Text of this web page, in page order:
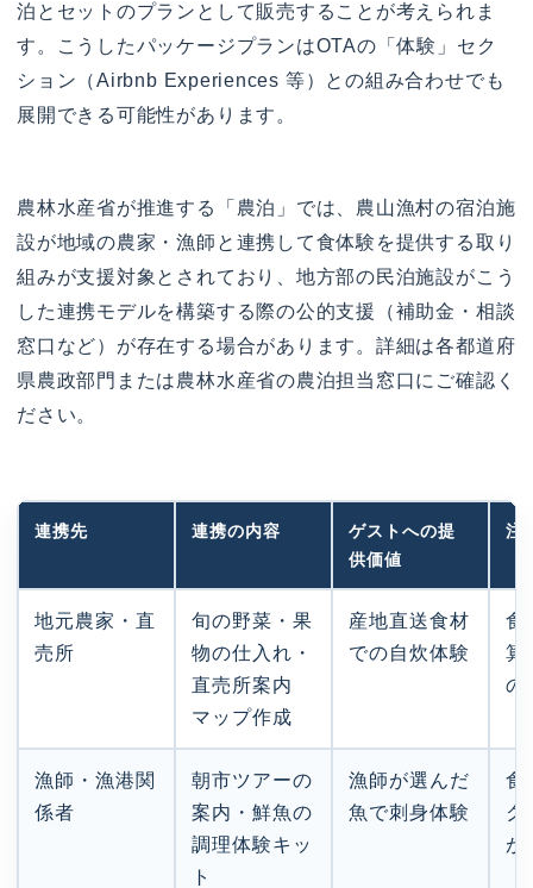
泊とセットのプランとして販売することが考えられま
す。こうしたパッケージプランはOTAの「体験」セク
ション（Airbnb Experiences 等）との組み合わせでも
展開できる可能性があります。
農林水産省が推進する「農泊」では、農山漁村の宿泊施
設が地域の農家・漁師と連携して食体験を提供する取り
組みが支援対象とされており、地方部の民泊施設がこう
した連携モデルを構築する際の公的支援（補助金・相談
窓口など）が存在する場合があります。詳細は各都道府
県農政部門または農林水産省の農泊担当窓口にご確認く
ださい。
連携先 連携の内容
ゲストへの提
供価値
注
地元農家・直
売所
旬の野菜・果
物の仕入れ・
直売所案内
マップ作成
産地直送食材
での自炊体験
食
算
の
漁師・漁港関
係者
朝市ツアーの
案内・鮮魚の
調理体験キッ
ト
漁師が選んだ
魚で刺身体験
食
ク
が